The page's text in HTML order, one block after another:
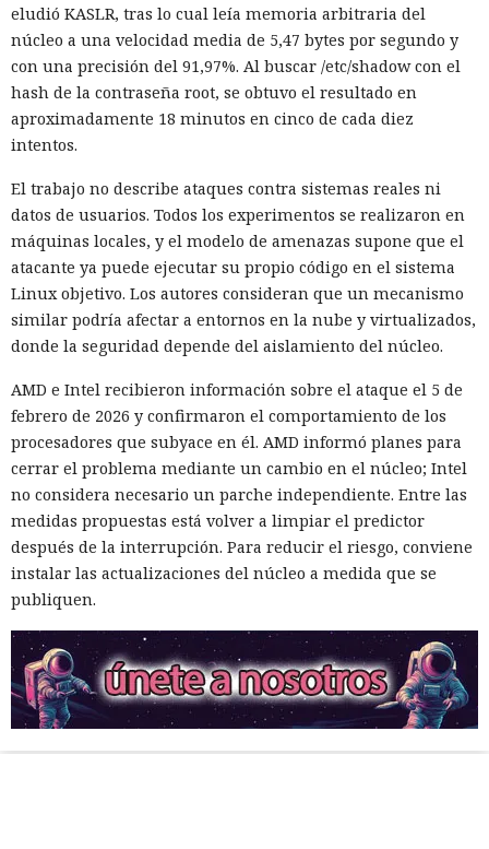
eludió KASLR, tras lo cual leía memoria arbitraria del
núcleo a una velocidad media de 5,47 bytes por segundo y
con una precisión del 91,97%. Al buscar /etc/shadow con el
hash de la contraseña root, se obtuvo el resultado en
aproximadamente 18 minutos en cinco de cada diez
intentos.
El trabajo no describe ataques contra sistemas reales ni
datos de usuarios. Todos los experimentos se realizaron en
máquinas locales, y el modelo de amenazas supone que el
atacante ya puede ejecutar su propio código en el sistema
Linux objetivo. Los autores consideran que un mecanismo
similar podría afectar a entornos en la nube y virtualizados,
donde la seguridad depende del aislamiento del núcleo.
AMD e Intel recibieron información sobre el ataque el 5 de
febrero de 2026 y confirmaron el comportamiento de los
procesadores que subyace en él. AMD informó planes para
cerrar el problema mediante un cambio en el núcleo; Intel
no considera necesario un parche independiente. Entre las
medidas propuestas está volver a limpiar el predictor
después de la interrupción. Para reducir el riesgo, conviene
instalar las actualizaciones del núcleo a medida que se
publiquen.